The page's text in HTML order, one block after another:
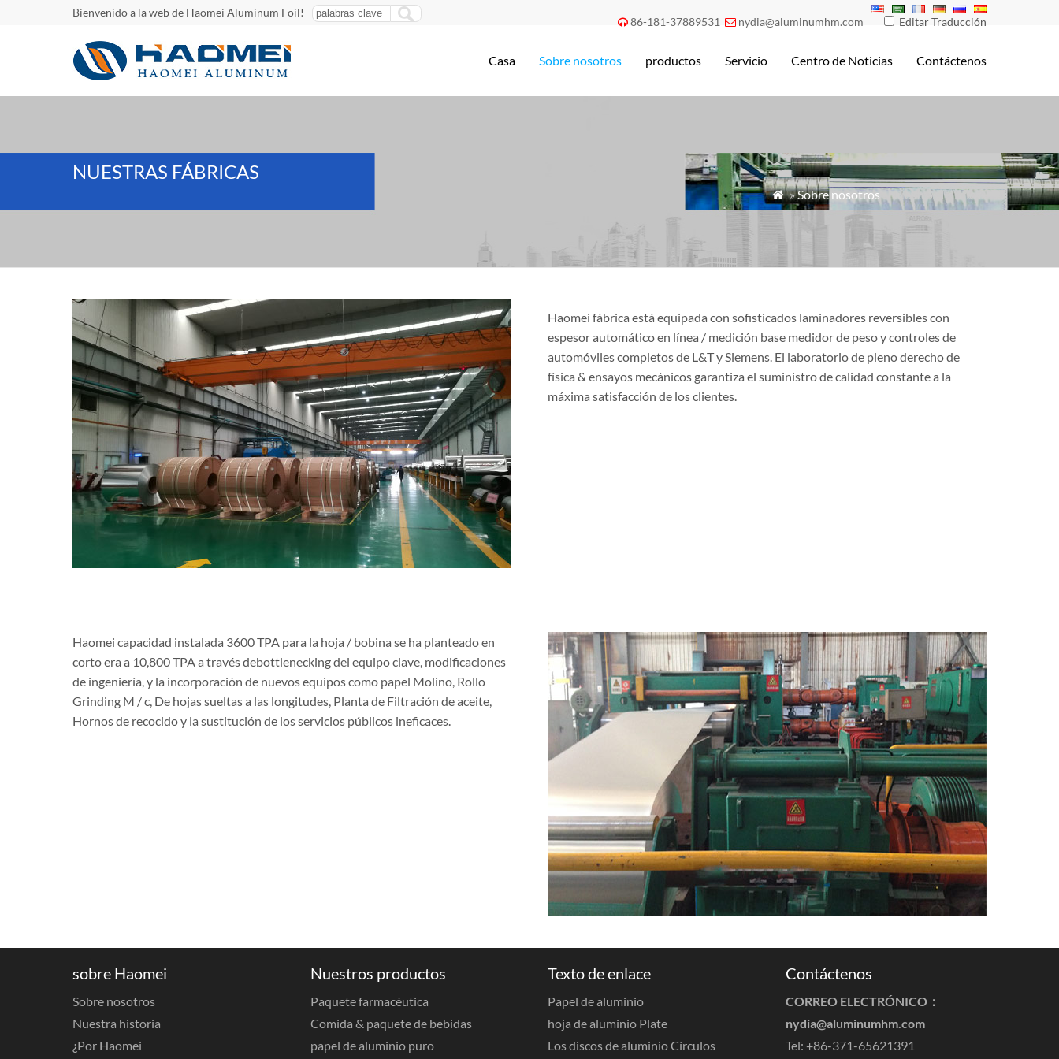
Bienvenido a la web de Haomei Aluminum Foil!
 86-181-37889531  nydia@aluminumhm.com Editar Traducción
Casa Sobre nosotros productos Servicio Centro de Noticias Contáctenos
NUESTRAS FÁBRICAS
 »Sobre nosotros »Nuestros Fábricas
Haomei fábrica está equipada con sofisticados laminadores reversibles con
espesor automático en línea / medición base medidor de peso y controles de
automóviles completos de L&T y Siemens. El laboratorio de pleno derecho de
física & ensayos mecánicos garantiza el suministro de calidad constante a la
máxima satisfacción de los clientes.
Haomei capacidad instalada 3600 TPA para la hoja / bobina se ha planteado en
corto era a 10,800 TPA a través debottlenecking del equipo clave, modificaciones
de ingeniería, y la incorporación de nuevos equipos como papel Molino, Rollo
Grinding M / c, De hojas sueltas a las longitudes, Planta de Filtración de aceite,
Hornos de recocido y la sustitución de los servicios públicos ineficaces.
sobre Haomei
Sobre nosotros
Nuestra historia
¿Por Haomei
Nuestros productos
Paquete farmacéutica
Comida & paquete de bebidas
papel de aluminio puro
Texto de enlace
Papel de aluminio
hoja de aluminio Plate
Los discos de aluminio Círculos
Contáctenos
CORREO ELECTRÓNICO：
nydia@aluminumhm.com
Tel: +86-371-65621391